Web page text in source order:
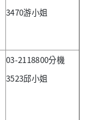
3470游小姐
03-2118800分機
3523邱小姐